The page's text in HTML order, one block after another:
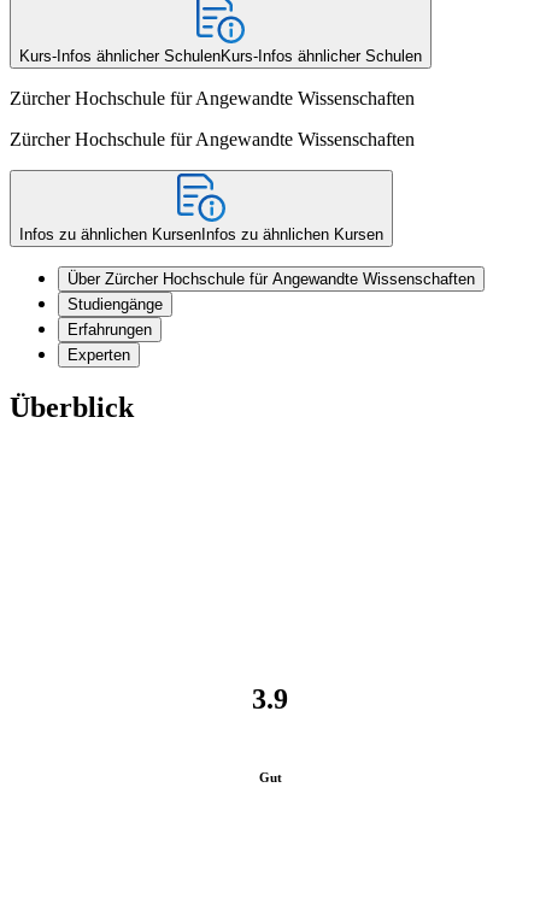
Kurs-Infos ähnlicher SchulenKurs-Infos ähnlicher Schulen
Zürcher Hochschule für Angewandte Wissenschaften
Zürcher Hochschule für Angewandte Wissenschaften
Infos zu ähnlichen Kursen Infos zu ähnlichen Kursen
Über Zürcher Hochschule für Angewandte Wissenschaften
Studiengänge
Erfahrungen
Experten
Überblick
3.9
Gut